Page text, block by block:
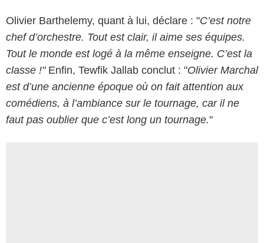
Olivier Barthelemy, quant à lui, déclare : "C’est notre
chef d’orchestre. Tout est clair, il aime ses équipes.
Tout le monde est logé à la même enseigne. C’est la
classe !"Enfin, Tewfik Jallab conclut : "Olivier Marchal
est d’une ancienne époque où on fait attention aux
comédiens, à l’ambiance sur le tournage, car il ne
faut pas oublier que c’est long un tournage."